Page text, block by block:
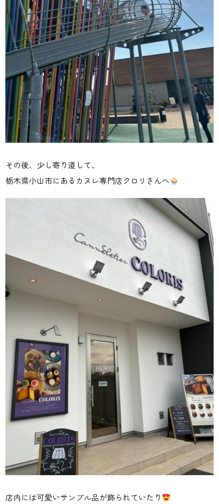
その後、少し寄り道して、
栃木県小山市にあるカヌレ専門店クロリさんへ
店内には可愛いサンプル品が飾られていたり